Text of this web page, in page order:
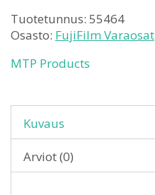
Tuotetunnus: 55464
Osasto: FujiFilm Varaosat
MTP Products
Kuvaus
Arviot (0)